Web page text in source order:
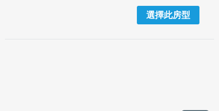
選擇此房型